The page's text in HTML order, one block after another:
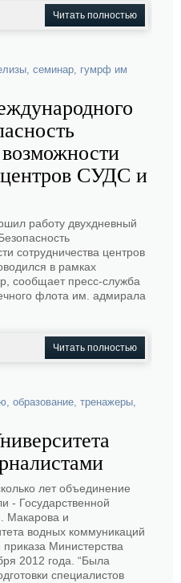
Читать полностью
, семинар, гумрф им
центров СУДС и
работу двухдневный
сотрудничества центров
в рамках
сообщает пресс-служба
флота им. адмирала
Читать полностью
, образование, тренажеры,
лет объединение
- Государственной
Макарова и
водных коммуникаций
Министерства
2012 года. “Была
специалистов